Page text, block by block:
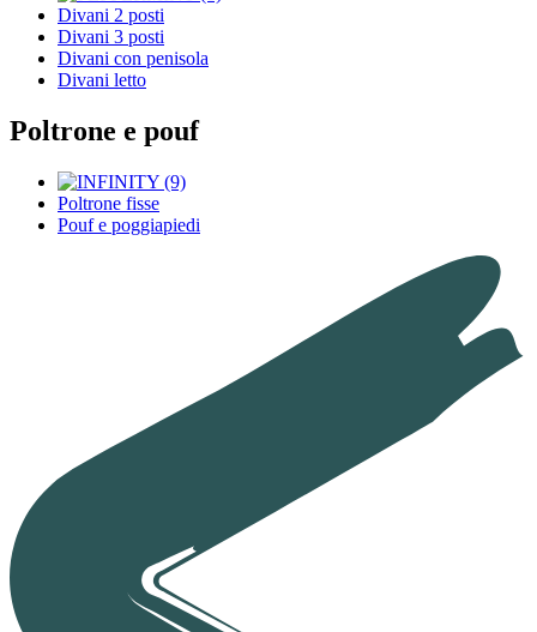
Divani 2 posti
Divani 3 posti
Divani con penisola
Divani letto
Poltrone e pouf
Poltrone fisse
Pouf e poggiapiedi